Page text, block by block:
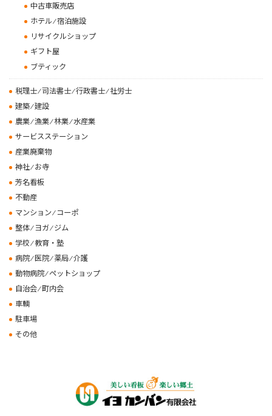
中古車販売店
ホテル ⁄ 宿泊施設
リサイクルショップ
ギフト屋
ブティック
税理士 ⁄ 司法書士 ⁄ 行政書士 ⁄ 社労士
建築 ⁄ 建設
農業 ⁄ 漁業 ⁄ 林業 ⁄ 水産業
サービスステーション
産業廃棄物
神社 ⁄ お寺
芳名看板
不動産
マンション ⁄ コーポ
整体 ⁄ ヨガ ⁄ ジム
学校 ⁄ 教育・塾
病院 ⁄ 医院 ⁄ 薬局 ⁄ 介護
動物病院 ⁄ ペットショップ
自治会 ⁄ 町内会
車輌
駐車場
その他